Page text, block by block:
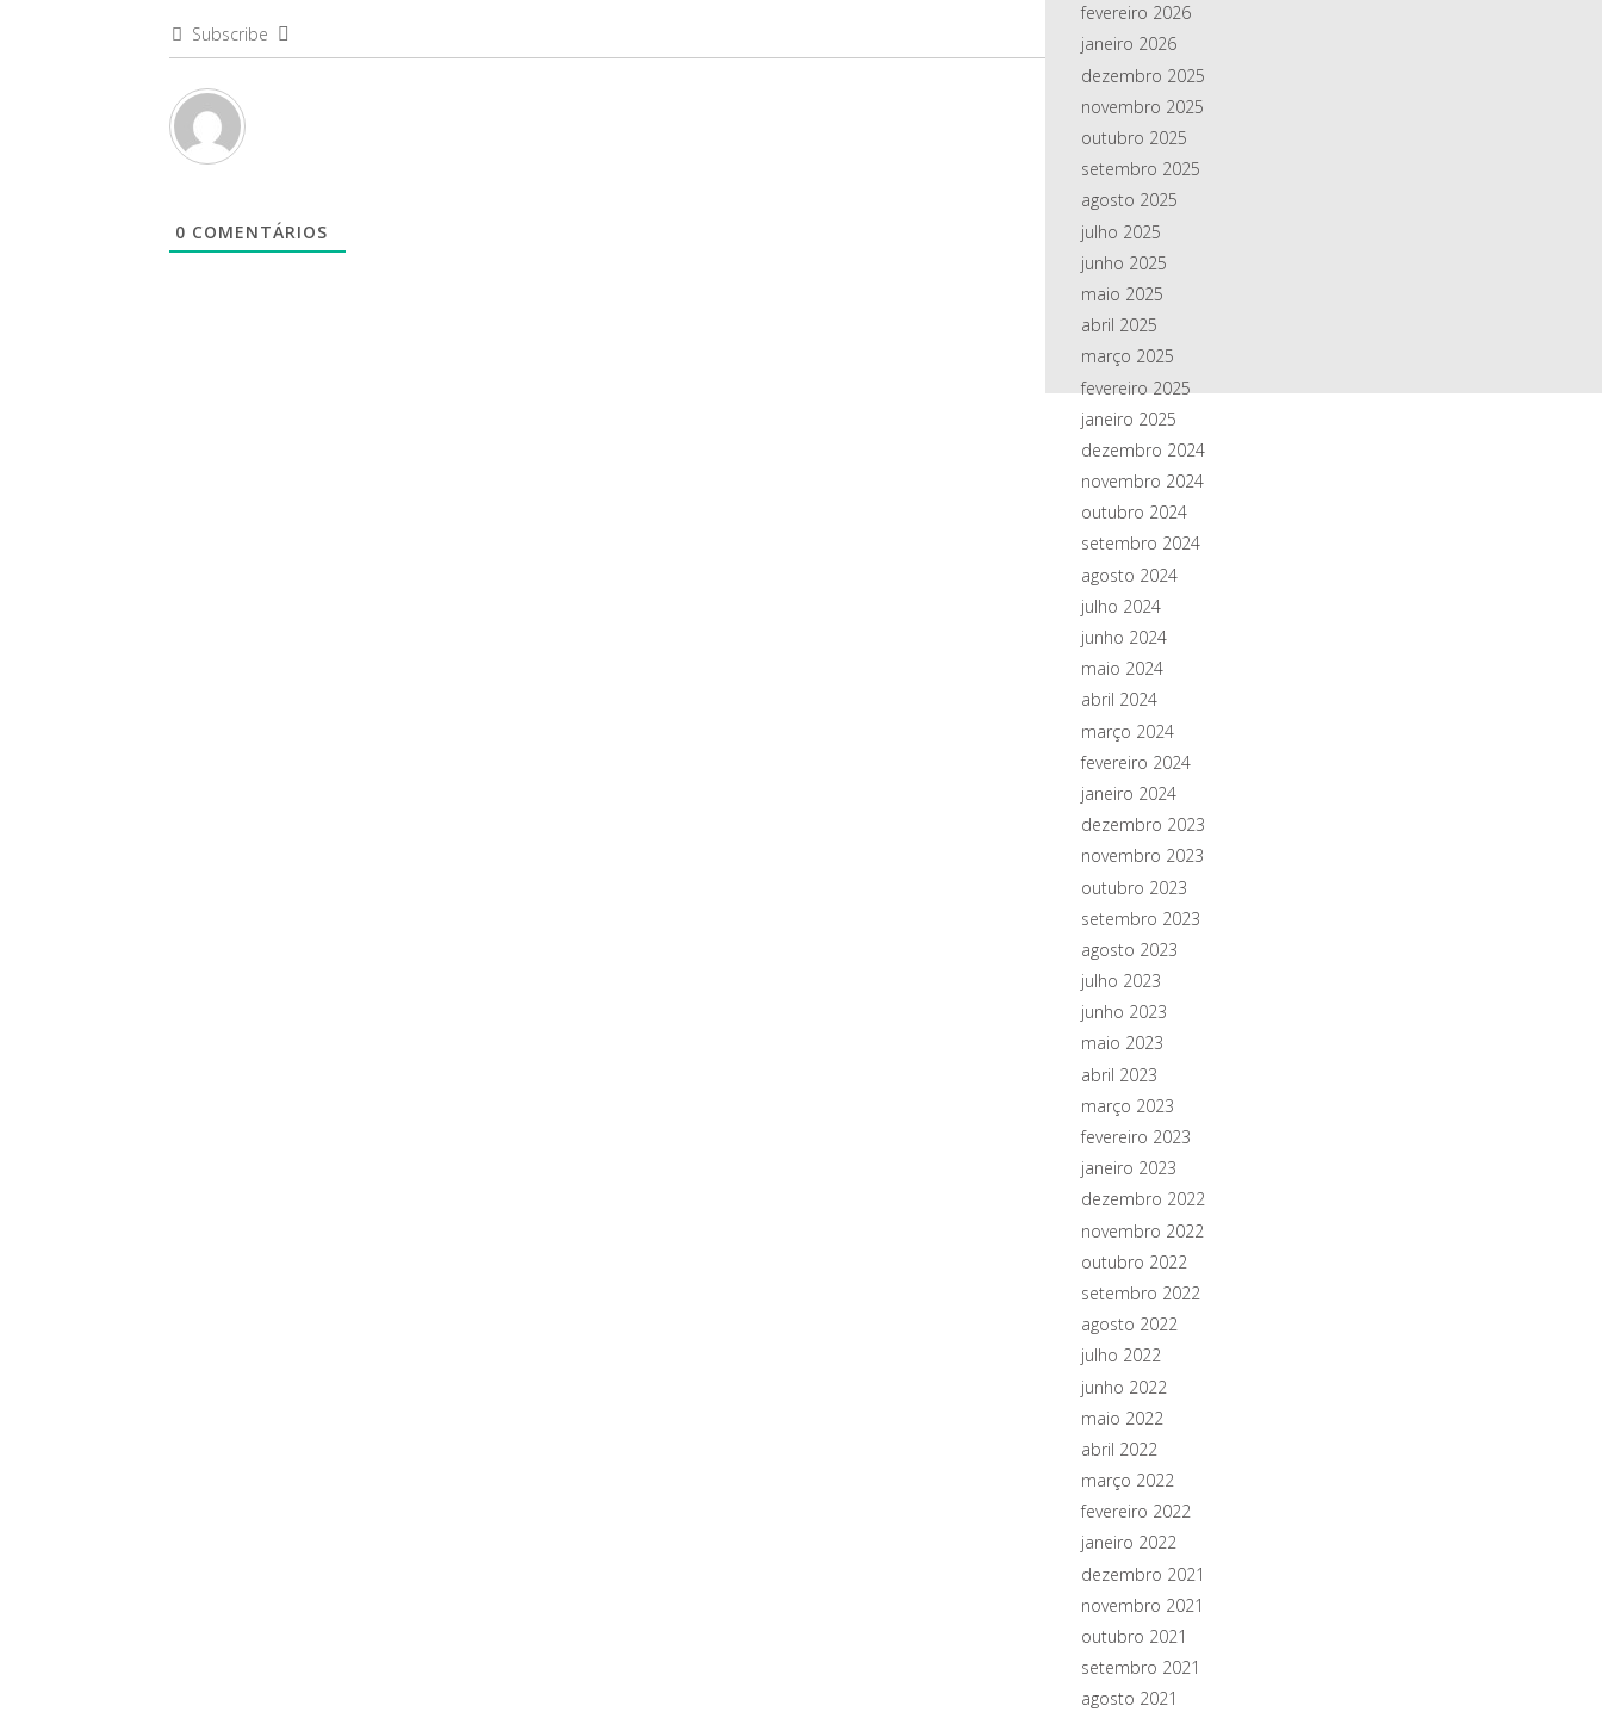
Subscribe
0 COMENTÁRIOS
fevereiro 2026
janeiro 2026
dezembro 2025
novembro 2025
outubro 2025
setembro 2025
agosto 2025
julho 2025
junho 2025
maio 2025
abril 2025
março 2025
fevereiro 2025
janeiro 2025
dezembro 2024
novembro 2024
outubro 2024
setembro 2024
agosto 2024
julho 2024
junho 2024
maio 2024
abril 2024
março 2024
fevereiro 2024
janeiro 2024
dezembro 2023
novembro 2023
outubro 2023
setembro 2023
agosto 2023
julho 2023
junho 2023
maio 2023
abril 2023
março 2023
fevereiro 2023
janeiro 2023
dezembro 2022
novembro 2022
outubro 2022
setembro 2022
agosto 2022
julho 2022
junho 2022
maio 2022
abril 2022
março 2022
fevereiro 2022
janeiro 2022
dezembro 2021
novembro 2021
outubro 2021
setembro 2021
agosto 2021